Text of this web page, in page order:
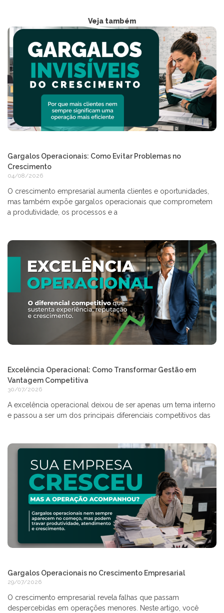
Veja também
Gargalos Operacionais: Como Evitar Problemas no
Crescimento
04/08/2026
O crescimento empresarial aumenta clientes e oportunidades,
mas também expõe gargalos operacionais que comprometem
a produtividade, os processos e a
Excelência Operacional: Como Transformar Gestão em
Vantagem Competitiva
30/07/2026
A excelência operacional deixou de ser apenas um tema interno
e passou a ser um dos principais diferenciais competitivos das
Gargalos Operacionais no Crescimento Empresarial
29/07/2026
O crescimento empresarial revela falhas que passam
despercebidas em operações menores. Neste artigo, você